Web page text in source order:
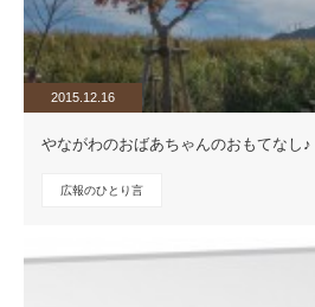
2015.12.16
やながわのおばあちゃんのおもてなし♪
広報のひとり言